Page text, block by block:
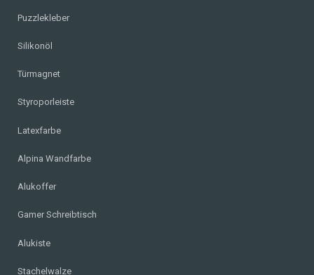
Puzzlekleber
Silikonöl
Türmagnet
Styroporleiste
Latexfarbe
Alpina Wandfarbe
Alukoffer
Gamer Schreibtisch
Alukiste
Stachelwalze